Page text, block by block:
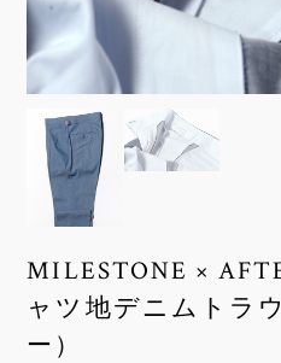
MILESTONE ×
ャツ地デニムトラ
ー）